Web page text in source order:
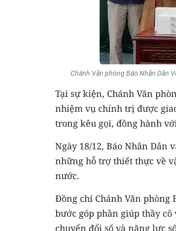
Chánh Văn phòng Báo Nhân Dân
Tại sự kiện, Chánh Văn
nhiệm vụ chính trị được
trong kêu gọi, đồng hành
Ngày 18/12, Báo Nhân Dân
những hỗ trợ thiết thực về
nước.
Đồng chí Chánh Văn phòng
bước góp phần giúp thầy
chuyển đổi số và năng lực